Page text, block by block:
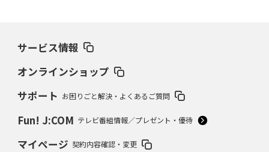
サービス情報
オンラインショップ
サポート お困りごと解決・よくあるご質問
Fun! J:COM テレビ番組情報／プレゼント・優待
マイページ 契約内容確認・変更